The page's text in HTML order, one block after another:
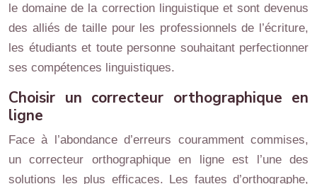
le domaine de la correction linguistique et sont devenus
des alliés de taille pour les professionnels de l’écriture,
les étudiants et toute personne souhaitant perfectionner
ses compétences linguistiques.
Choisir un correcteur orthographique en
ligne
Face à l’abondance d’erreurs couramment commises,
un correcteur orthographique en ligne est l’une des
solutions les plus efficaces. Les fautes d’orthographe,